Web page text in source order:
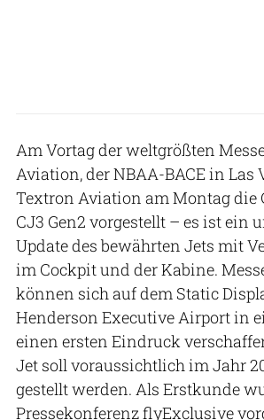
Am Vortag der weltgrößten
Aviation, der NBAA-BACE in Las
Textron Aviation am Montag die
CJ3 Gen2 vorgestellt – es ist ein
Update des bewährten Jets mit
im Cockpit und der Kabine.
können sich auf dem Static
Henderson Executive Airport in
einen ersten Eindruck
Jet soll voraussichtlich im Jahr
gestellt werden. Als Erstkunde
Pressekonferenz flyExclusive